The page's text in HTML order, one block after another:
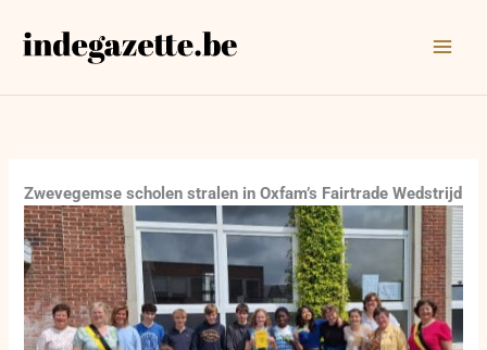
naar
Zwevegemse scholen stralen in Oxfam’s Fairtrade Wedstrijd